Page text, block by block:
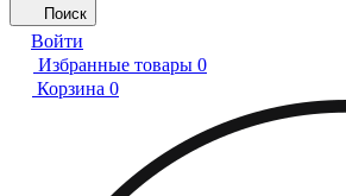
Поиск
Войти
Избранные товары 0
Корзина 0